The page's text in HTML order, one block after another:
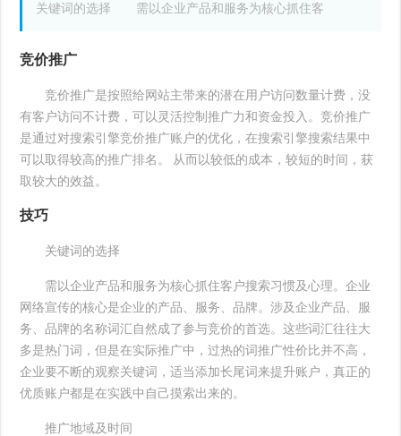
关键词的选择 需以企业产品和服务为核心抓住客
竞价推广
竞价推广是按照给网站主带来的潜在用户访问数量计费，没
有客户访问不计费，可以灵活控制推广力和资金投入。竞价推广
是通过对搜索引擎竞价推广账户的优化，在搜索引擎搜索结果中
可以取得较高的推广排名。 从而以较低的成本，较短的时间，获
取较大的效益。
技巧
关键词的选择
需以企业产品和服务为核心抓住客户搜索习惯及心理。企业
网络宣传的核心是企业的产品、服务、品牌。涉及企业产品、服
务、品牌的名称词汇自然成了参与竞价的首选。这些词汇往往大
多是热门词，但是在实际推广中，过热的词推广性价比并不高，
企业要不断的观察关键词，适当添加长尾词来提升账户，真正的
优质账户都是在实践中自己摸索出来的。
推广地域及时间